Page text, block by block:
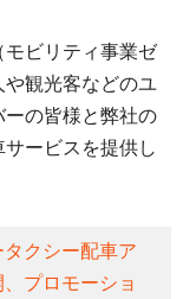
モビリティ事業ゼ
観光客などのユ
の皆様と弊社の
ービスを提供し
タクシー配車ア
プロモーショ